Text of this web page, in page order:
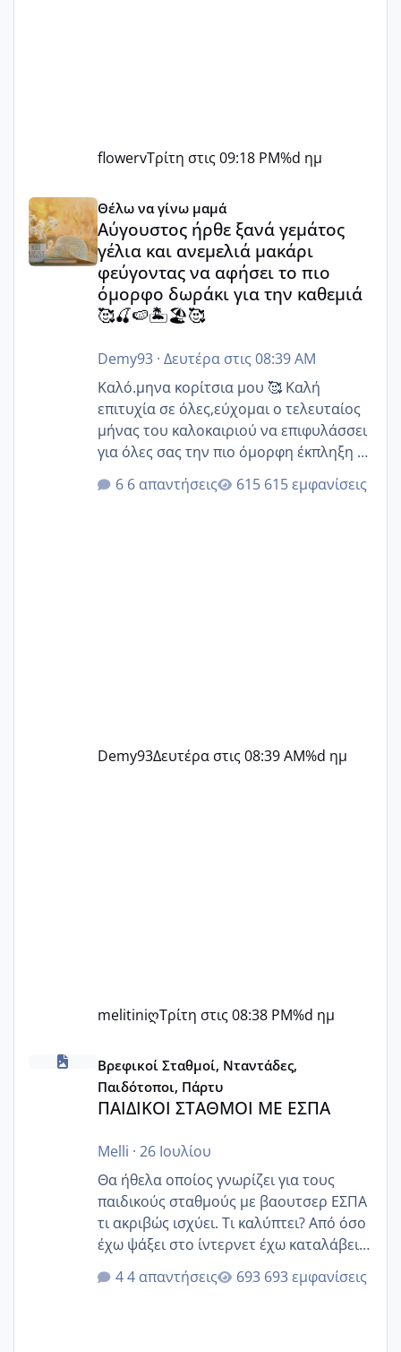
flowervΤρίτη στις 09:18 PM%d ημ
Αύγουστος ήρθε ξανά γεμάτος γέλια και ανεμελιά
Θέλω να γίνω μαμά
Αύγουστος ήρθε ξανά γεμάτος
γέλια και ανεμελιά μακάρι
φεύγοντας να αφήσει το πιο
όμορφο δωράκι για την καθεμιά
🥰🍒🍉🏝️🏖️🥰
Demy93· Δευτέρα στις 08:39 AM
Καλό.μηνα κορίτσια μου 🥰 Καλή
επιτυχία σε όλες,εύχομαι ο τελευταίος
μήνας του καλοκαιριού να επιφυλάσσει
για όλες σας την πιο όμορφη έκπληξη 🧿
@Elk @Melikara86 @Παρασκευαιδου
@Zenia z @melitiniღ @Christi.D.
6 απαντήσεις 615 εμφανίσεις
Demy93Δευτέρα στις 08:39 AM%d ημ
melitiniღΤρίτη στις 08:38 PM%d ημ
ΠΑΙΔΙΚΟΙ ΣΤΑΘΜΟΙ ΜΕ ΕΣΠΑ
Βρεφικοί Σταθμοί, Νταντάδες,
Παιδότοποι, Πάρτυ
ΠΑΙΔΙΚΟΙ ΣΤΑΘΜΟΙ ΜΕ ΕΣΠΑ
Melli · 26 Ιουλίου
Θα ήθελα οποίος γνωρίζει για τους
παιδικούς σταθμούς με βαουτσερ ΕΣΠΑ
τι ακριβώς ισχύει. Τι καλύπτει? Από όσο
έχω ψάξει στο ίντερνετ έχω καταλάβει
ότι το βαουτσερ καλύπτει όλα τα
δίδακτρα και τα τροφεια του ιδιωτικού
4 απαντήσεις 693 εμφανίσεις